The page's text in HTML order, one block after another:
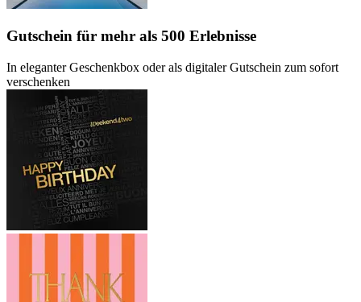
Gutschein für mehr als 500 Erlebnisse
In eleganter Geschenkbox oder als digitaler Gutschein zum sofort
verschenken